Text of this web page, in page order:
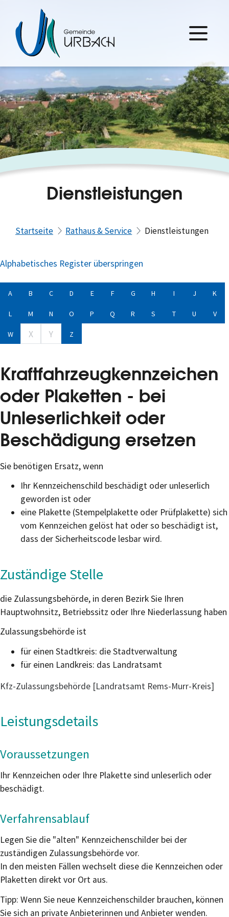
Dienstleistungen
Startseite Rathaus & Service Dienstleistungen
Alphabetisches Register überspringen
A B C D E F G H I J K
L M N O P Q R S T U V
W X Y Z
Kraftfahrzeugkennzeichen
oder Plaketten - bei
Unleserlichkeit oder
Beschädigung ersetzen
Sie benötigen Ersatz, wenn
Ihr Kennzeichenschild beschädigt oder unleserlich
geworden ist oder
eine Plakette (Stempelplakette oder Prüfplakette) sich
vom Kennzeichen gelöst hat oder so beschädigt ist,
dass der Sicherheitscode lesbar wird.
Zuständige Stelle
die Zulassungsbehörde, in deren Bezirk Sie Ihren
Hauptwohnsitz, Betriebssitz oder Ihre Niederlassung haben
Zulassungsbehörde ist
für einen Stadtkreis: die Stadtverwaltung
für einen Landkreis: das Landratsamt
Kfz-Zulassungsbehörde [Landratsamt Rems-Murr-Kreis]
Leistungsdetails
Voraussetzungen
Ihr Kennzeichen oder Ihre Plakette sind unleserlich oder
beschädigt.
Verfahrensablauf
Legen Sie die "alten" Kennzeichenschilder bei der
zuständigen Zulassungsbehörde vor.
In den meisten Fällen wechselt diese die Kennzeichen oder
Plaketten direkt vor Ort aus.
Tipp: Wenn Sie neue Kennzeichenschilder brauchen, können
Sie sich an privateAnbieterinnen und Anbieter wenden.